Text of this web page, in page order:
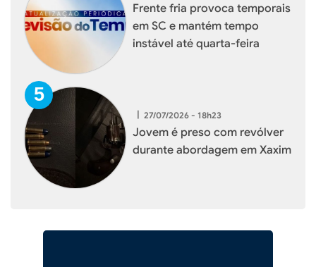
Frente fria provoca temporais
em SC e mantém tempo
instável até quarta-feira
| 27/07/2026 - 18h23
Jovem é preso com revólver
durante abordagem em Xaxim